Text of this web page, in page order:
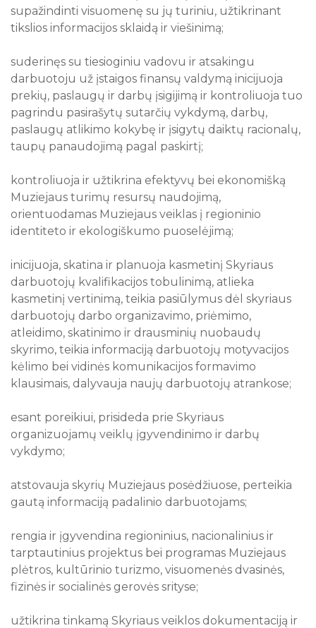
supažindinti visuomenę su jų turiniu, užtikrinant
tikslios informacijos sklaidą ir viešinimą;
suderinęs su tiesioginiu vadovu ir atsakingu
darbuotoju už įstaigos finansų valdymą inicijuoja
prekių, paslaugų ir darbų įsigijimą ir kontroliuoja tuo
pagrindu pasirašytų sutarčių vykdymą, darbų,
paslaugų atlikimo kokybę ir įsigytų daiktų racionalų,
taupų panaudojimą pagal paskirtį;
kontroliuoja ir užtikrina efektyvų bei ekonomišką
Muziejaus turimų resursų naudojimą,
orientuodamas Muziejaus veiklas į regioninio
identiteto ir ekologiškumo puoselėjimą;
inicijuoja, skatina ir planuoja kasmetinį Skyriaus
darbuotojų kvalifikacijos tobulinimą, atlieka
kasmetinį vertinimą, teikia pasiūlymus dėl skyriaus
darbuotojų darbo organizavimo, priėmimo,
atleidimo, skatinimo ir drausminių nuobaudų
skyrimo, teikia informaciją darbuotojų motyvacijos
kėlimo bei vidinės komunikacijos formavimo
klausimais, dalyvauja naujų darbuotojų atrankose;
esant poreikiui, prisideda prie Skyriaus
organizuojamų veiklų įgyvendinimo ir darbų
vykdymo;
atstovauja skyrių Muziejaus posėdžiuose, perteikia
gautą informaciją padalinio darbuotojams;
rengia ir įgyvendina regioninius, nacionalinius ir
tarptautinius projektus bei programas Muziejaus
plėtros, kultūrinio turizmo, visuomenės dvasinės,
fizinės ir socialinės gerovės srityse;
užtikrina tinkamą Skyriaus veiklos dokumentaciją ir